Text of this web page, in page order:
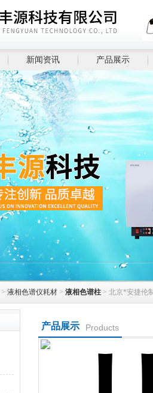
新闻资讯 产品展示
> 液相色谱仪耗材 > 液相色谱柱 > 北京*安捷伦
产品展示 Products